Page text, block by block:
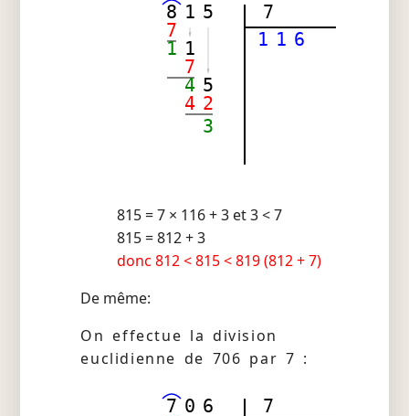
8 1 5
7
1 1 6
7
1
1
7
5
4
2
4
3
815 = 7 × 116 + 3 et 3 < 7
815 = 812 + 3
donc 812 < 815 < 819 (812 + 7)
De même:
On effectue la division
euclidienne de 706 par 7 :
7 0 6
7